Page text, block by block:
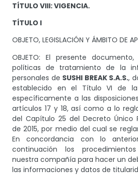
TÍTULO VIII: VIGENCIA.
TÍTULO I
OBJETO, LEGISLACIÓN Y ÁMBITO DE
OBJETO: El presente
políticas de tratamiento de la
personales de SUSHI BREAK S.A.S.,
establecido en el Título VI de la
específicamente a las
artículos 17 y 18, así como a lo
del Capítulo 25 del Decreto Único
de 2015, por medio del cual se
En concordancia con lo
continuación los
nuestra compañía para hacer un
las informaciones y datos de